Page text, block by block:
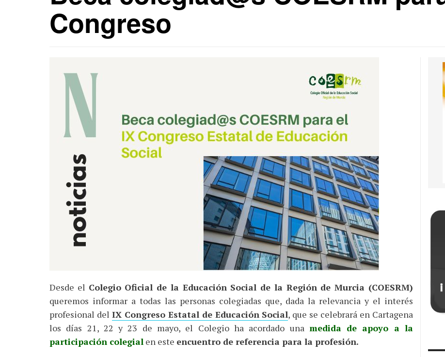
Congreso
Desde el Colegio Oficial de la Educación Social de la Región de Murcia (COESRM)
queremos informar a todas las personas colegiadas que, dada la relevancia y el interés
profesional del IX Congreso Estatal de Educación Social, que se celebrará en Cartagena
los días 21, 22 y 23 de mayo, el Colegio ha acordado una medida de apoyo a la
participación colegial en este encuentro de referencia para la profesión.